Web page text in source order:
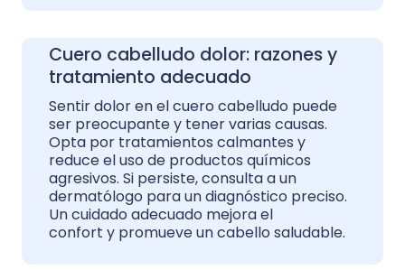
Cuero cabelludo dolor: razones y
tratamiento adecuado
Sentir dolor en el cuero cabelludo puede
ser preocupante y tener varias causas.
Opta por tratamientos calmantes y
reduce el uso de productos químicos
agresivos. Si persiste, consulta a un
dermatólogo para un diagnóstico preciso.
Un cuidado adecuado mejora el
confort y promueve un cabello saludable.